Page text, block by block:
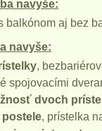
navyše:
balkónom aj bez
navyše:
,
spojovacími
dvoch
, prístelka